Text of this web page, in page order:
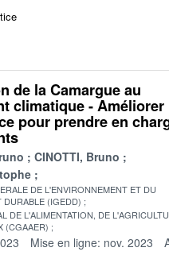
de la Camargue au
climatique - Améliorer
pour prendre en
CINOTTI, Bruno
DE L'ENVIRONNEMENT ET DU
DURABLE (IGEDD)
DE L'ALIMENTATION, DE
(CGAAER)
Mise en ligne: nov. 2023